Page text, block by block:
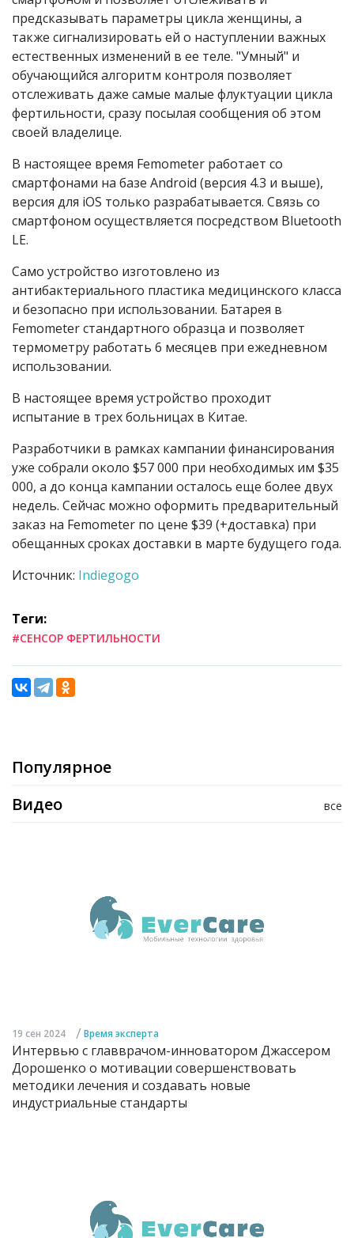
предсказывать параметры цикла женщины, а
также сигнализировать ей о наступлении важных
естественных изменений в ее теле. "Умный" и
обучающийся алгоритм контроля позволяет
отслеживать даже самые малые флуктуации цикла
фертильности, сразу посылая сообщения об этом
своей владелице.
В настоящее время Femometer работает со
смартфонами на базе Android (версия 4.3 и выше),
версия для iOS только разрабатывается. Связь со
смартфоном осуществляется посредством Bluetooth
LE.
Само устройство изготовлено из
антибактериального пластика медицинского класса
и безопасно при использовании. Батарея в
Femometer стандартного образца и позволяет
термометру работать 6 месяцев при ежедневном
использовании.
В настоящее время устройство проходит
испытание в трех больницах в Китае.
Разработчики в рамках кампании финансирования
уже собрали около $57 000 при необходимых им $35
000, а до конца кампании осталось еще более двух
недель. Сейчас можно оформить предварительный
заказ на Femometer по цене $39 (+доставка) при
обещанных сроках доставки в марте будущего года.
Источник: Indiegogo
Теги:
#СЕНСОР ФЕРТИЛЬНОСТИ
Популярное
все
Видео
19 сен 2024 / Время эксперта
Интервью с главврачом-инноватором Джассером
Дорошенко о мотивации совершенствовать
методики лечения и создавать новые
индустриальные стандарты